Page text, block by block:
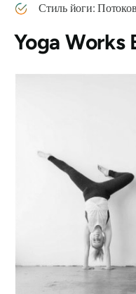
Стиль йоги:
Yoga Works